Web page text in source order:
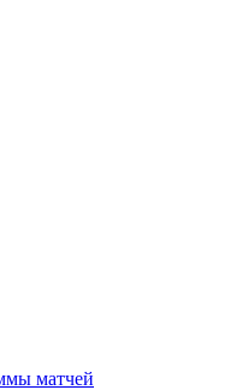
матчей